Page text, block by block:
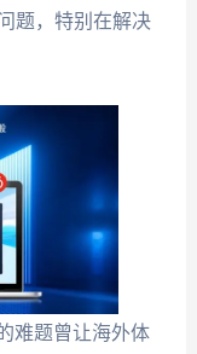
题，特别在解决
难题曾让海外体